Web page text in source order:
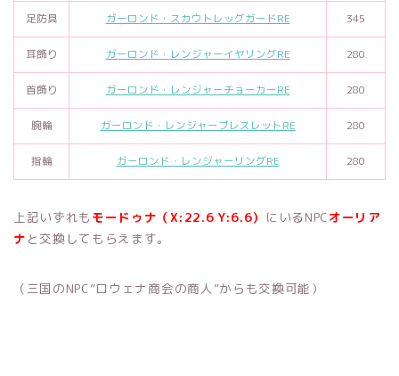
足防具 ガーロンド・スカウトレッグガードRE 345
耳飾り ガーロンド・レンジャーイヤリングRE 280
首飾り ガーロンド・レンジャーチョーカーRE 280
腕輪 ガーロンド・レンジャーブレスレットRE 280
指輪 ガーロンド・レンジャーリングRE 280
上記いずれも モードゥナ（X:22.6 Y:6.6） にいるNPCオーリア
ナ と交換してもらえます。
（三国のNPC”ロウェナ商会の商人”からも交換可能）